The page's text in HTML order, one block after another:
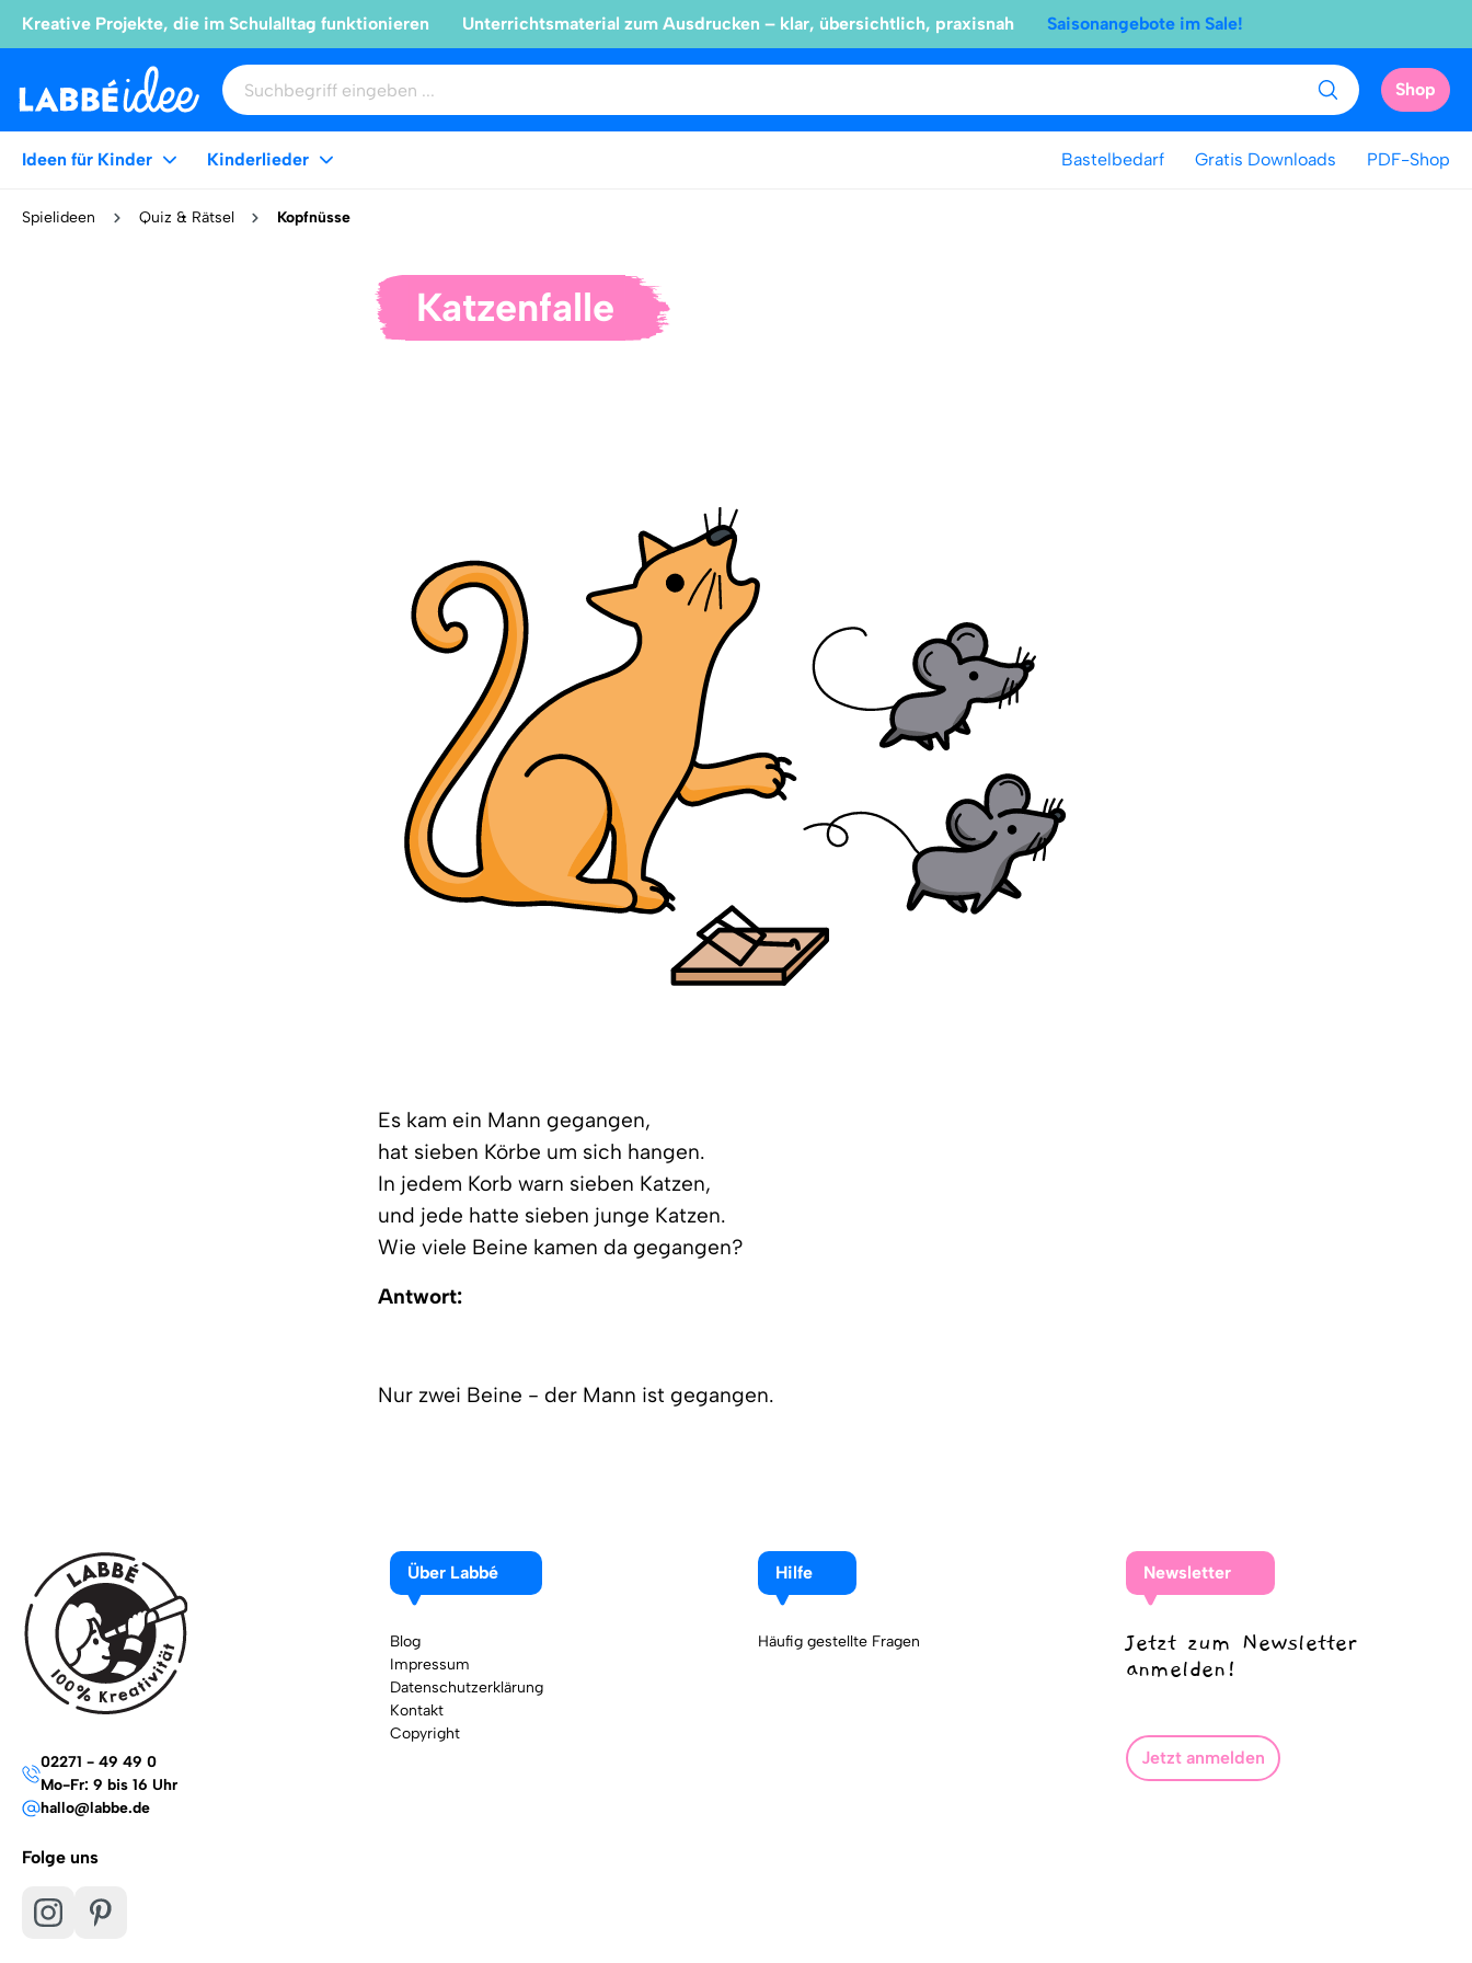
Kreative Projekte, die im Schulalltag funktionieren Unterrichtsmaterial zum Ausdrucken – klar, übersichtlich, praxisnah Saisonangebote im Sale!
Shop
Ideen für Kinder Kinderlieder Bastelbedarf Gratis Downloads PDF-Shop
Spielideen Quiz & Rätsel Kopfnüsse
Katzenfalle
Es kam ein Mann gegangen,
hat sieben Körbe um sich hangen.
In jedem Korb warn sieben Katzen,
und jede hatte sieben junge Katzen.
Wie viele Beine kamen da gegangen?
Antwort:
Nur zwei Beine - der Mann ist gegangen.
02271 - 49 49 0
Mo-Fr: 9 bis 16 Uhr
hallo@labbe.de
Folge uns
Über Labbé
Blog
Impressum
Datenschutzerklärung
Kontakt
Copyright
Hilfe
Häufig gestellte Fragen
Newsletter
Jetzt zum Newsletter
anmelden!
Jetzt anmelden